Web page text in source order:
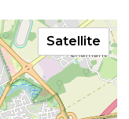
Satellite